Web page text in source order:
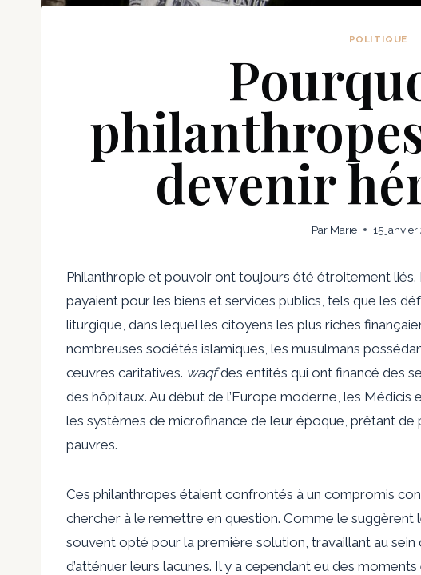
POLITIQUE
devenir
Par Marie 15
Philanthropie et pouvoir ont toujours été étroitement liés.
payaient pour les biens et services publics, tels que les
liturgique, dans lequel les citoyens les plus riches
nombreuses sociétés islamiques, les musulmans
œuvres caritatives. waqfdes entités qui ont financé des
des hôpitaux. Au début de l’Europe moderne, les
les systèmes de microfinance de leur époque, prêtant de
pauvres.
Ces philanthropes étaient confrontés à un compromis
chercher à le remettre en question. Comme le suggèrent
souvent opté pour la première solution, travaillant au
d’atténuer leurs lacunes. Il y a cependant eu des